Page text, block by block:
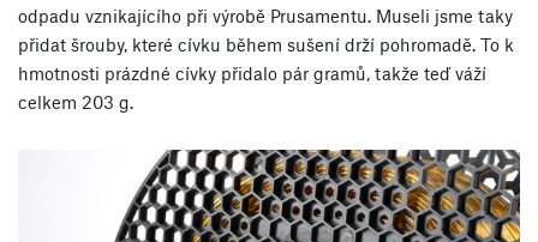
odpadu vznikajícího při výrobě Prusamentu. Museli jsme taky
přidat šrouby, které cívku během sušení drží pohromadě. To k
hmotnosti prázdné cívky přidalo pár gramů, takže teď váží
celkem 203 g.